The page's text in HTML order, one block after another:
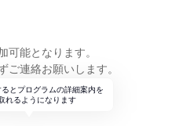
可能となります。
連絡お願いします。
とプログラムの詳細案内を
れるようになります